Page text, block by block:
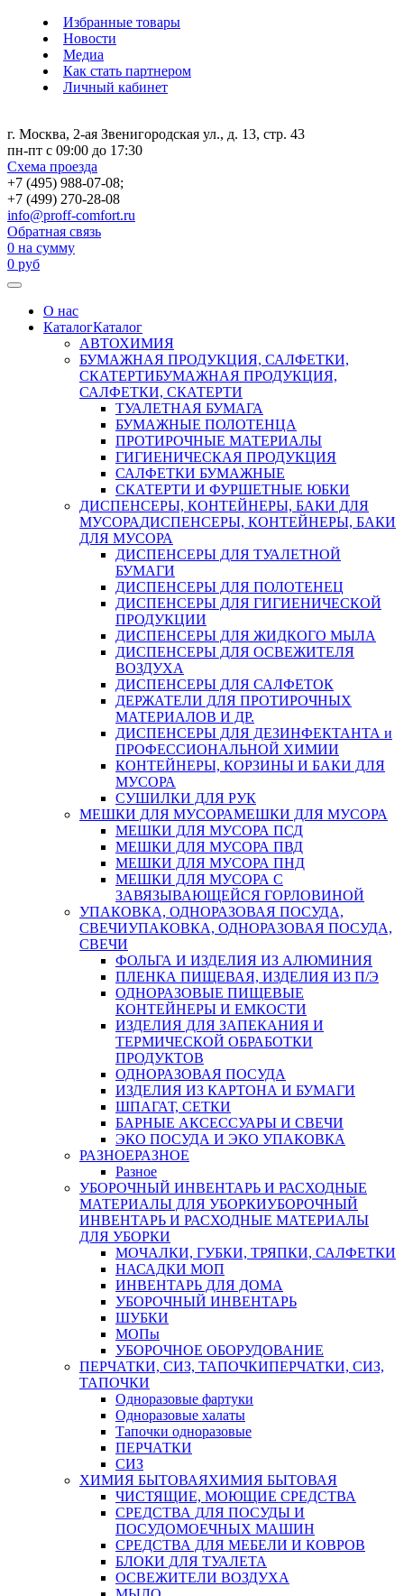
Избранные товары
Новости
Медиа
Как стать партнером
Личный кабинет
г. Москва, 2-ая Звенигородская ул., д. 13, стр. 43
пн-пт с 09:00 до 17:30
Схема проезда
+7 (495) 988-07-08;
+7 (499) 270-28-08
info@proff-comfort.ru
Обратная связь
0 на сумму
0 руб
О нас
КаталогКаталог
АВТОХИМИЯ
БУМАЖНАЯ ПРОДУКЦИЯ, САЛФЕТКИ,
СКАТЕРТИБУМАЖНАЯ ПРОДУКЦИЯ,
САЛФЕТКИ, СКАТЕРТИ
ТУАЛЕТНАЯ БУМАГА
БУМАЖНЫЕ ПОЛОТЕНЦА
ПРОТИРОЧНЫЕ МАТЕРИАЛЫ
ГИГИЕНИЧЕСКАЯ ПРОДУКЦИЯ
САЛФЕТКИ БУМАЖНЫЕ
СКАТЕРТИ И ФУРШЕТНЫЕ ЮБКИ
ДИСПЕНСЕРЫ, КОНТЕЙНЕРЫ, БАКИ ДЛЯ
МУСОРАДИСПЕНСЕРЫ, КОНТЕЙНЕРЫ, БАКИ
ДЛЯ МУСОРА
ДИСПЕНСЕРЫ ДЛЯ ТУАЛЕТНОЙ
БУМАГИ
ДИСПЕНСЕРЫ ДЛЯ ПОЛОТЕНЕЦ
ДИСПЕНСЕРЫ ДЛЯ ГИГИЕНИЧЕСКОЙ
ПРОДУКЦИИ
ДИСПЕНСЕРЫ ДЛЯ ЖИДКОГО МЫЛА
ДИСПЕНСЕРЫ ДЛЯ ОСВЕЖИТЕЛЯ
ВОЗДУХА
ДИСПЕНСЕРЫ ДЛЯ САЛФЕТОК
ДЕРЖАТЕЛИ ДЛЯ ПРОТИРОЧНЫХ
МАТЕРИАЛОВ И ДР.
ДИСПЕНСЕРЫ ДЛЯ ДЕЗИНФЕКТАНТА и
ПРОФЕССИОНАЛЬНОЙ ХИМИИ
КОНТЕЙНЕРЫ, КОРЗИНЫ И БАКИ ДЛЯ
МУСОРА
СУШИЛКИ ДЛЯ РУК
МЕШКИ ДЛЯ МУСОРАМЕШКИ ДЛЯ МУСОРА
МЕШКИ ДЛЯ МУСОРА ПСД
МЕШКИ ДЛЯ МУСОРА ПВД
МЕШКИ ДЛЯ МУСОРА ПНД
МЕШКИ ДЛЯ МУСОРА С
ЗАВЯЗЫВАЮЩЕЙСЯ ГОРЛОВИНОЙ
УПАКОВКА, ОДНОРАЗОВАЯ ПОСУДА,
СВЕЧИУПАКОВКА, ОДНОРАЗОВАЯ ПОСУДА,
СВЕЧИ
ФОЛЬГА И ИЗДЕЛИЯ ИЗ АЛЮМИНИЯ
ПЛЕНКА ПИЩЕВАЯ, ИЗДЕЛИЯ ИЗ П/Э
ОДНОРАЗОВЫЕ ПИЩЕВЫЕ
КОНТЕЙНЕРЫ И ЕМКОСТИ
ИЗДЕЛИЯ ДЛЯ ЗАПЕКАНИЯ И
ТЕРМИЧЕСКОЙ ОБРАБОТКИ
ПРОДУКТОВ
ОДНОРАЗОВАЯ ПОСУДА
ИЗДЕЛИЯ ИЗ КАРТОНА И БУМАГИ
ШПАГАТ, СЕТКИ
БАРНЫЕ АКСЕССУАРЫ И СВЕЧИ
ЭКО ПОСУДА И ЭКО УПАКОВКА
РАЗНОЕРАЗНОЕ
Разное
УБОРОЧНЫЙ ИНВЕНТАРЬ И РАСХОДНЫЕ
МАТЕРИАЛЫ ДЛЯ УБОРКИУБОРОЧНЫЙ
ИНВЕНТАРЬ И РАСХОДНЫЕ МАТЕРИАЛЫ
ДЛЯ УБОРКИ
МОЧАЛКИ, ГУБКИ, ТРЯПКИ, САЛФЕТКИ
НАСАДКИ МОП
ИНВЕНТАРЬ ДЛЯ ДОМА
УБОРОЧНЫЙ ИНВЕНТАРЬ
ШУБКИ
МОПы
УБОРОЧНОЕ ОБОРУДОВАНИЕ
ПЕРЧАТКИ, СИЗ, ТАПОЧКИПЕРЧАТКИ, СИЗ,
ТАПОЧКИ
Одноразовые фартуки
Одноразовые халаты
Тапочки одноразовые
ПЕРЧАТКИ
СИЗ
ХИМИЯ БЫТОВАЯХИМИЯ БЫТОВАЯ
ЧИСТЯЩИЕ, МОЮЩИЕ СРЕДСТВА
СРЕДСТВА ДЛЯ ПОСУДЫ И
ПОСУДОМОЕЧНЫХ МАШИН
СРЕДСТВА ДЛЯ МЕБЕЛИ И КОВРОВ
БЛОКИ ДЛЯ ТУАЛЕТА
ОСВЕЖИТЕЛИ ВОЗДУХА